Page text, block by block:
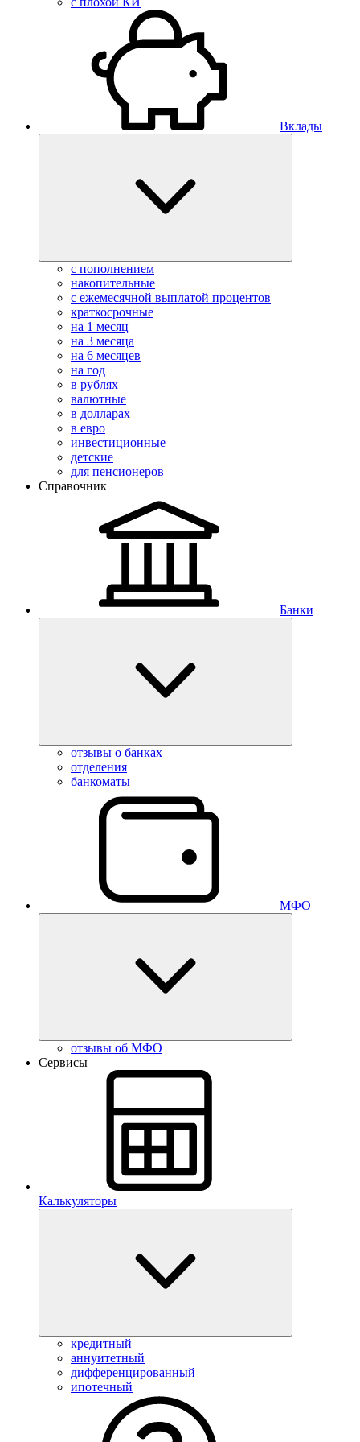
Вклады
с пополнением
накопительные
с ежемесячной выплатой процентов
краткосрочные
на 1 месяц
на 3 месяца
на 6 месяцев
на год
в рублях
валютные
в долларах
в евро
инвестиционные
детские
для пенсионеров
Справочник
Банки
отзывы о банках
отделения
банкоматы
МФО
отзывы об МФО
Сервисы
Калькуляторы
кредитный
аннуитетный
дифференцированный
ипотечный